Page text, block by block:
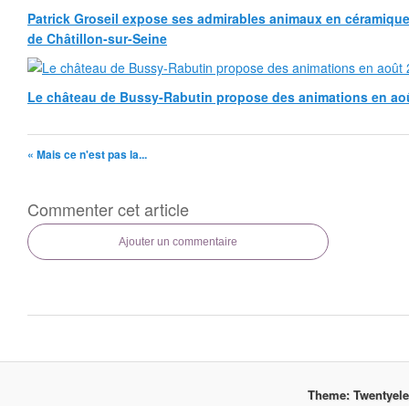
Patrick Groseil expose ses admirables animaux en
de Châtillon-sur-Seine
Le château de Bussy-Rabutin propose des animations en
« Mais ce n'est pas la...
Commenter cet article
Ajouter un commentaire
Theme: